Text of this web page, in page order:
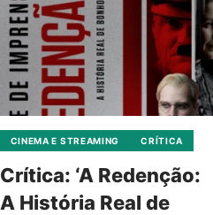
CINEMA E STREAMING CRÍTICA
Crítica: ‘A Redenção:
A História Real de